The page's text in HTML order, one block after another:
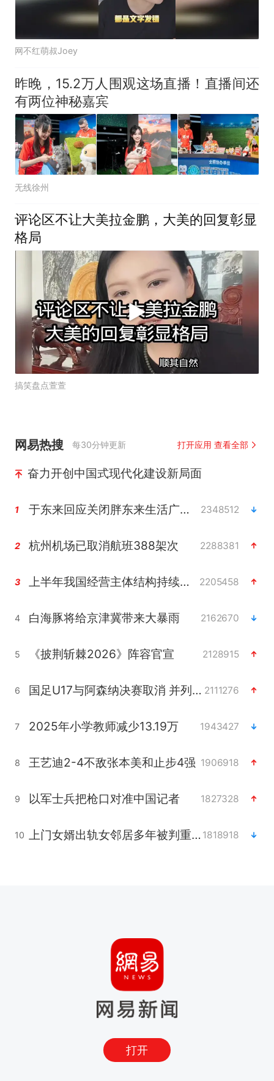
网不红萌叔Joey
昨晚，15.2万人围观这场直播！直播间还
有两位神秘嘉宾
无线徐州
评论区不让大美拉金鹏，大美的回复彰显
格局
搞笑盘点萱萱
网易热搜 每30分钟更新 打开应用 查看全部
奋力开创中国式现代化建设新局面
1 于东来回应关闭胖东来生活广场店 2348512
2 杭州机场已取消航班388架次 2288381
3 上半年我国经营主体结构持续优化 2205458
4 白海豚将给京津冀带来大暴雨 2162670
5 《披荆斩棘2026》阵容官宣 2128915
6 国足U17与阿森纳决赛取消 并列冠军 2111276
7 2025年小学教师减少13.19万 1943427
8 王艺迪2-4不敌张本美和止步4强 1906918
9 以军士兵把枪口对准中国记者 1827328
10 上门女婿出轨女邻居多年被判重婚罪 1818918
打开